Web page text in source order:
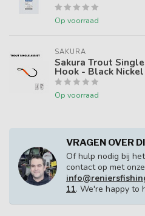
Op voorraad
SAKURA
Sakura Trout
Hook - Black Nickel
Op voorraad
VRAGEN OVER
Of hulp nodig bij
contact op met
11. We're happy to